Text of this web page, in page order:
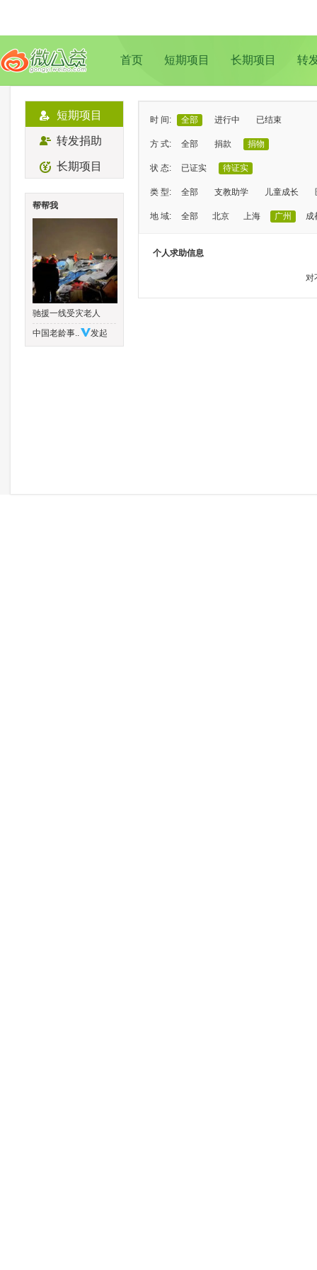
首页 短期项目 长期项目 转
短期项目
转发捐助
长期项目
帮帮我
驰援一线受灾老人
中国老龄事..
发起
时 间: 全部 进行中 已结束
方 式: 全部 捐款 捐物
状 态: 已证实 待证实
类 型: 全部 支教助学 儿童成长
地 域: 全部 北京 上海 广州 成
个人求助信息
对